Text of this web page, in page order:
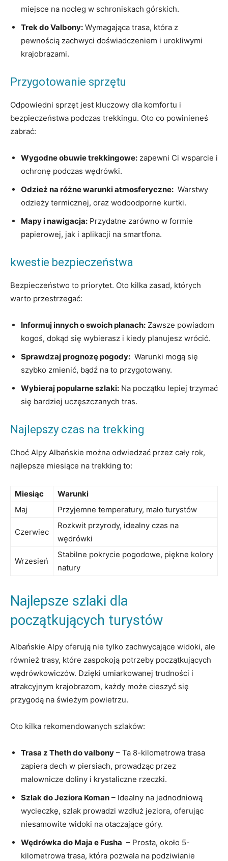
miejsce ‍na‌ nocleg w schroniskach‍ górskich.
Trek do​ Valbony: ⁢Wymagająca⁣ trasa, ‌która z
pewnością zachwyci doświadczeniem i urokliwymi
krajobrazami.
Przygotowanie sprzętu
Odpowiedni sprzęt jest kluczowy dla komfortu i
bezpieczeństwa podczas⁣ trekkingu.⁢ Oto co powinieneś
zabrać:
Wygodne obuwie trekkingowe: zapewni ​Ci wsparcie i
ochronę podczas wędrówki.
Odzież na ⁣różne warunki⁤ atmosferyczne: ​ Warstwy
odzieży termicznej, oraz‍ wodoodporne ‍kurtki.
Mapy i nawigacja: Przydatne zarówno​ w formie⁢
papierowej, ‌jak i‍ aplikacji na⁣ smartfona.
kwestie⁢ bezpieczeństwa
Bezpieczeństwo to priorytet. Oto kilka zasad, których
warto przestrzegać:
Informuj innych⁤ o swoich planach: ‍Zawsze powiadom
kogoś, dokąd się wybierasz i kiedy planujesz‍ wrócić.
Sprawdzaj prognozę pogody: ⁣ Warunki mogą​ się​
szybko zmienić, bądź‌ na ⁤to⁤ przygotowany.
Wybieraj popularne szlaki: Na początku‌ lepiej⁣ trzymać
się ⁢bardziej uczęszczanych ⁤tras.
Najlepszy czas na⁢ trekking
Choć Alpy ‌Albańskie ⁤można odwiedzać ​przez ‍cały rok,‍
najlepsze​ miesiące na trekking ⁢to:
Miesiąc
Warunki
Maj
Przyjemne temperatury, ​mało turystów
Czerwiec
Rozkwit⁣ przyrody, idealny‌ czas ‌na
wędrówki
Wrzesień
Stabilne pokrycie ​pogodowe, piękne kolory
⁢natury
Najlepsze szlaki dla
⁤początkujących turystów
Albańskie Alpy oferują‌ nie‌ tylko zachwycające​ widoki, ale
również⁤ trasy, które zaspokoją potrzeby początkujących
wędrówkowiczów.‍ Dzięki ⁤umiarkowanej trudności ⁣i
atrakcyjnym krajobrazom, ⁢każdy może cieszyć się⁢
przygodą⁤ na świeżym powietrzu.
Oto⁢ kilka rekomendowanych szlaków:
Trasa z Theth do valbony ‍– Ta 8-kilometrowa trasa
zapiera dech w piersiach, prowadząc przez​
malownicze doliny i krystaliczne rzeczki.
Szlak do Jeziora Koman – Idealny na ⁣jednodniową
‌wycieczkę, szlak prowadzi‌ wzdłuż jeziora, oferując
niesamowite widoki na otaczające góry.
Wędrówka do Maja e Fusha ‍ – Prosta, około 5-
kilometrowa trasa,⁤ która pozwala na podziwianie